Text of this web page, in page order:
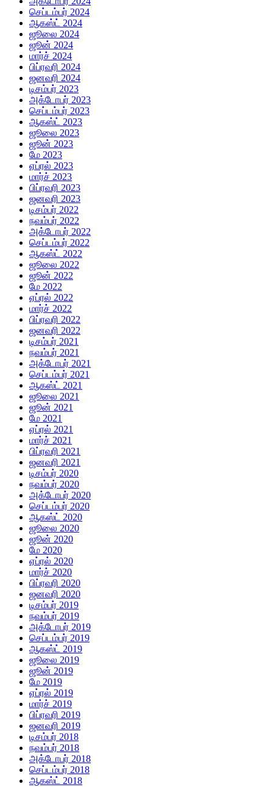
செப்டம்பர் 2024
ஆகஸ்ட் 2024
ஜூலை 2024
ஜூன் 2024
மார்ச் 2024
பிப்ரவரி 2024
ஜனவரி 2024
டிசம்பர் 2023
அக்டோபர் 2023
செப்டம்பர் 2023
ஆகஸ்ட் 2023
ஜூலை 2023
ஜூன் 2023
மே 2023
ஏப்ரல் 2023
மார்ச் 2023
பிப்ரவரி 2023
ஜனவரி 2023
டிசம்பர் 2022
நவம்பர் 2022
அக்டோபர் 2022
செப்டம்பர் 2022
ஆகஸ்ட் 2022
ஜூலை 2022
ஜூன் 2022
மே 2022
ஏப்ரல் 2022
மார்ச் 2022
பிப்ரவரி 2022
ஜனவரி 2022
டிசம்பர் 2021
நவம்பர் 2021
அக்டோபர் 2021
செப்டம்பர் 2021
ஆகஸ்ட் 2021
ஜூலை 2021
ஜூன் 2021
மே 2021
ஏப்ரல் 2021
மார்ச் 2021
பிப்ரவரி 2021
ஜனவரி 2021
டிசம்பர் 2020
நவம்பர் 2020
அக்டோபர் 2020
செப்டம்பர் 2020
ஆகஸ்ட் 2020
ஜூலை 2020
ஜூன் 2020
மே 2020
ஏப்ரல் 2020
மார்ச் 2020
பிப்ரவரி 2020
ஜனவரி 2020
டிசம்பர் 2019
நவம்பர் 2019
அக்டோபர் 2019
செப்டம்பர் 2019
ஆகஸ்ட் 2019
ஜூலை 2019
ஜூன் 2019
மே 2019
ஏப்ரல் 2019
மார்ச் 2019
பிப்ரவரி 2019
ஜனவரி 2019
டிசம்பர் 2018
நவம்பர் 2018
அக்டோபர் 2018
செப்டம்பர் 2018
ஆகஸ்ட் 2018